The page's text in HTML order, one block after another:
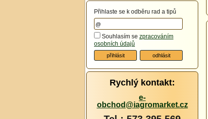
Přihlaste se k odběru rad a tipů
Souhlasím se zpracováním
osobních údajů
Rychlý kontakt:
e-
obchod@iagromarket.cz